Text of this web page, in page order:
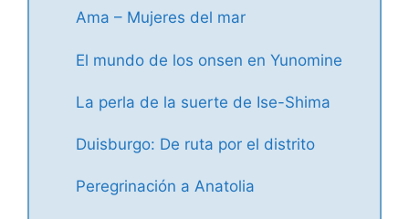
Ama – Mujeres del mar
El mundo de los onsen en Yunomine
La perla de la suerte de Ise-Shima
Duisburgo: De ruta por el distrito
Peregrinación a Anatolia